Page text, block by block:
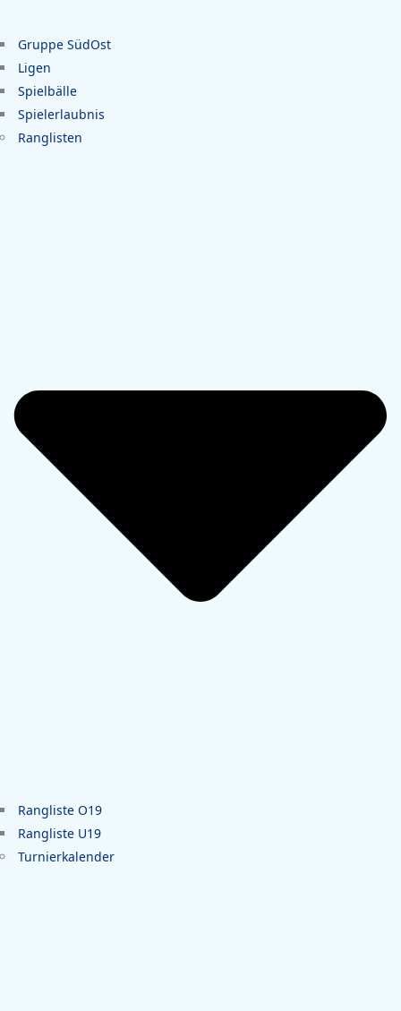
Gruppe SüdOst
Ligen
Spielbälle
Spielerlaubnis
Ranglisten
Rangliste O19
Rangliste U19
Turnierkalender